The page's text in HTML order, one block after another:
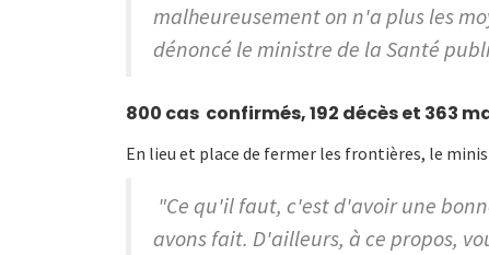
malheureusement on n'a plus les
dénoncé le ministre de la Santé
800 cas confirmés, 192 décès et 363
En lieu et place de fermer les frontières, le
"Ce qu'il faut, c'est d'avoir une
avons fait. D'ailleurs, à ce propos,